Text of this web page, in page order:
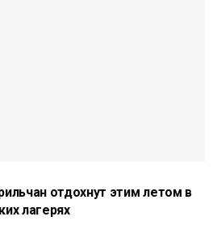
отдохнут этим летом в
лагерях